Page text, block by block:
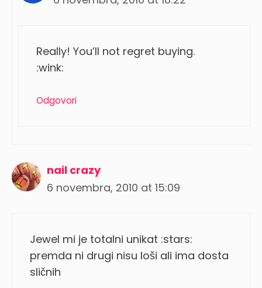
Really! You’ll not regret buying.
:wink:
Odgovori
nail crazy
6 novembra, 2010 at 15:09
Jewel mi je totalni unikat :stars:
premda ni drugi nisu loši ali ima dosta
sličnih